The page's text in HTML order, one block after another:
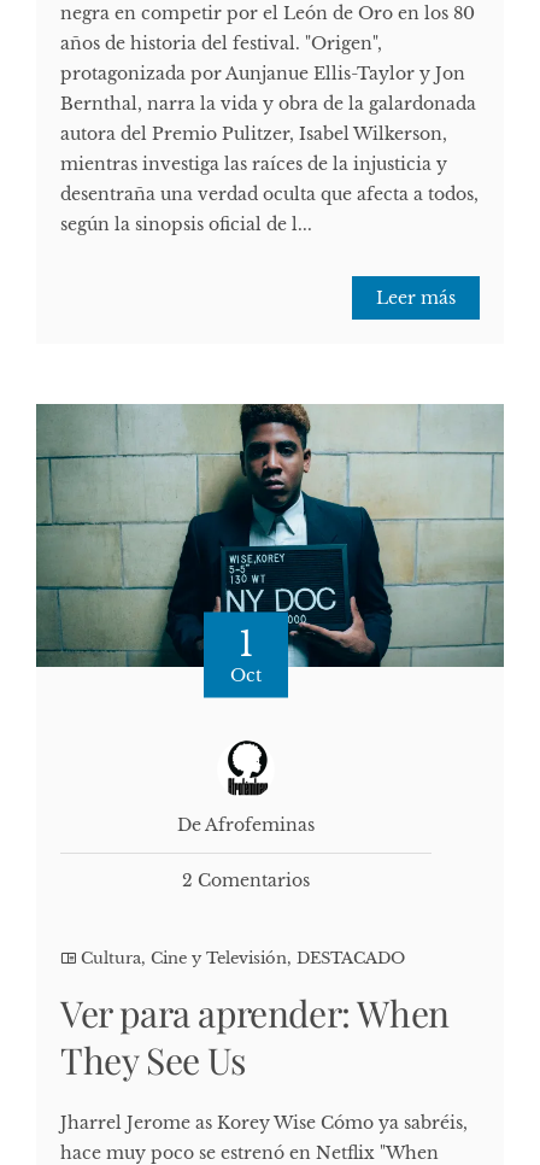
negra en competir por el León de Oro en los 80
años de historia del festival. "Origen",
protagonizada por Aunjanue Ellis-Taylor y Jon
Bernthal, narra la vida y obra de la galardonada
autora del Premio Pulitzer, Isabel Wilkerson,
mientras investiga las raíces de la injusticia y
desentraña una verdad oculta que afecta a todos,
según la sinopsis oficial de l...
Leer más
1
Oct
De Afrofeminas
2 Comentarios
Cultura, Cine y Televisión, DESTACADO
Ver para aprender: When
They See Us
Jharrel Jerome as Korey Wise Cómo ya sabréis,
hace muy poco se estrenó en Netflix "When